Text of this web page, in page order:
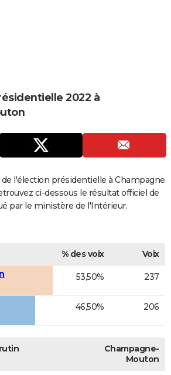
2022 à
l'élection présidentielle à Champagne
ci-dessous le résultat officiel de
par le ministère de l'Intérieur.
% des voix
Voix
53,50% 237
46,50% 206
Champagne-
Mouton